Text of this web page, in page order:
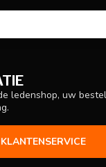
ledenshop, uw
KLANTENSERVICE